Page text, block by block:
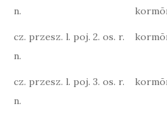
n.
cz. przesz. l. poj. 2. os. r.
n.
cz. przesz. l. poj. 3. os. r.
n.